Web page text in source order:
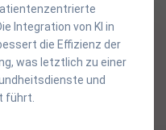
Integration von KI in
die Effizienz der
was letztlich zu einer
und
führt.